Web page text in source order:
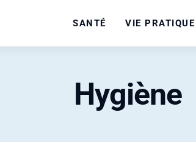
SANTÉ VIE PRATIQUE
Hygiène